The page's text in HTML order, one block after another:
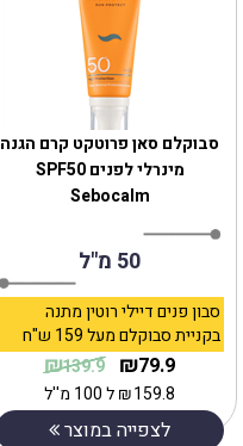
‎סבוקלם סאן פרוטקט קרם הגנה
מינרלי לפנים SPF50
Sebocalm
50 מ"ל
סבון פנים דיילי רוטין מתנה
בקניית סבוקלם מעל 159 ש"ח
79.9
₪
139.9
₪
159.8
₪ל 100 מ''ל
לצפייה במוצר